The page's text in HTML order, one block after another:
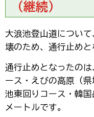
（継続）
大浪池登山道につい
壊のため、通行止めと
通行止めとなったの
ース・えびの高原（
池東回りコース・韓
メートルです。